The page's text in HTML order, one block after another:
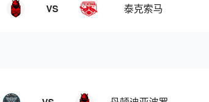
VS 泰克索马